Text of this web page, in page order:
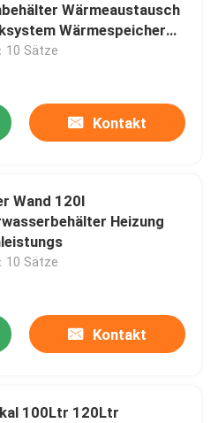
Wärmeaustausch
Wärmespeicher
Solarwasserbehälter
10 Sätze
Kontakt
Wand 120l
Heizung
10 Sätze
Kontakt
100Ltr 120Ltr